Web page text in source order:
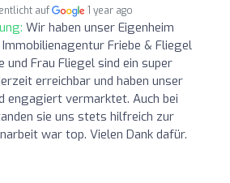
auf 1 year ago
Wir haben unser Eigenheim
Friebe & Fliegel
und Frau Fliegel sind ein super
erreichbar und haben unser
engagiert vermarktet. Auch bei
sie uns stets hilfreich zur
war top. Vielen Dank dafür.